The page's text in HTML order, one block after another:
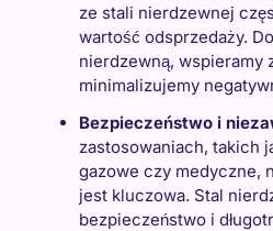
ze stali nierdzewnej
wartość odsprzedaży.
nierdzewną, wspieramy
minimalizujemy
Bezpieczeństwo i
zastosowaniach, takich
gazowe czy medyczne,
jest kluczowa. Stal
bezpieczeństwo i